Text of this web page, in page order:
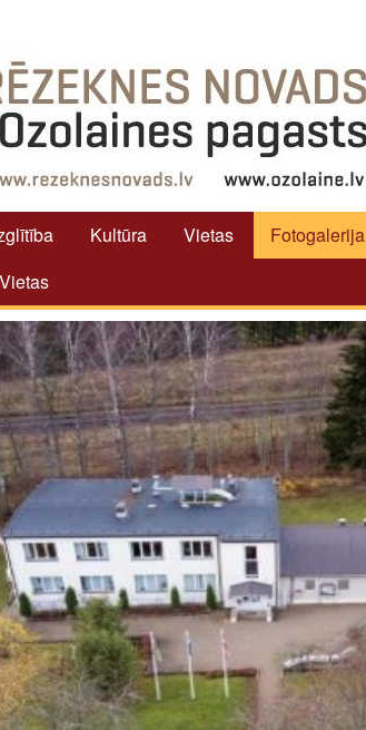
Kultūra Vietas Fotogalerija
Vietas